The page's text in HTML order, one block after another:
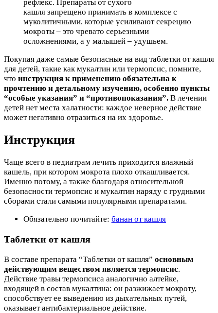
рефлекс. Препараты от сухого
кашля запрещено принимать в комплексе с
муколитичными, которые усиливают секрецию
мокроты – это чревато серьезными
осложнениями, а у малышей – удушьем.
Покупая даже самые безопасные на вид таблетки от кашля
для детей, такие как мукалтин или термопсис, помните,
что инструкция к применению обязательна к
прочтению и детальному изучению, особенно пункты
“особые указания” и “противопоказания”. В лечении
детей нет места халатности: каждое неверное действие
может негативно отразиться на их здоровье.
Инструкция
Чаще всего в педиатрам лечить приходится влажный
кашель, при котором мокрота плохо откашливается.
Именно потому, а также благодаря относительной
безопасности термопсис и мукалтин наряду с грудными
сборами стали самыми популярными препаратами.
Обязательно почитайте: банан от кашля
Таблетки от кашля
В составе препарата “Таблетки от кашля” основным
действующим веществом является термопсис.
Действие травы термопсиса аналогично алтейке,
входящей в состав мукалтина: он разжижает мокроту,
способствует ее выведению из дыхательных путей,
оказывает антибактериальное действие.